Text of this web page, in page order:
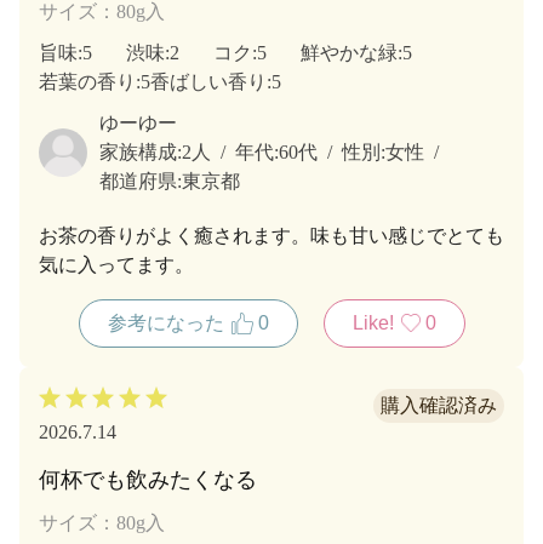
サイズ：80g入
旨味:5 渋味:2 コク :5 鮮やかな緑:5
若葉の香り :5香ばしい香り :5
ゆーゆー
家族構成:2人 年代:60代 性別:女性
都道府県:東京都
お茶の香りがよく癒されます。味も甘い感じでとても
気に入ってます。
参考になった 0 Like! 0
2026.7.14
何杯でも飲みたくなる
サイズ：80g入